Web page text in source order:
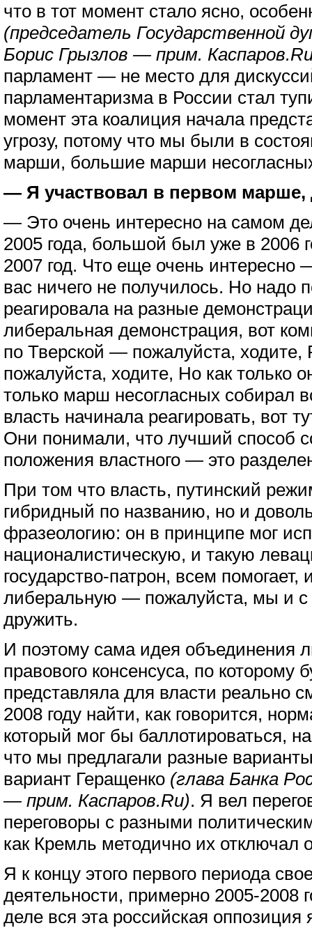
что в тот момент стало ясно,
(председатель Государственной
Борис Грызлов — прим.
парламент — не место для
парламентаризма в России стал
момент эта коалиция начала
угрозу, потому что мы были в
марши, большие марши
— Я участвовал в первом марше,
— Это очень интересно на самом
2005 года, большой был уже в 2006
2007 год. Что еще очень интересно
вас ничего не получилось. Но надо
реагировала на разные
либеральная демонстрация, вот
по Тверской — пожалуйста,
пожалуйста, ходите, Но как только
только марш несогласных собирал
власть начинала реагировать, вот
Они понимали, что лучший способ
положения властного — это
При том что власть, путинский
гибридный по названию, но и
фразеологию: он в принципе мог
националистическую, и такую
государство-патрон, всем помогает,
либеральную — пожалуйста, мы и
дружить.
И поэтому сама идея объединения
правового консенсуса, по которому
представляла для власти реально
2008 году найти, как говорится,
который мог бы баллотироваться,
что мы предлагали разные
вариант Геращенко (глава Банка
— прим. Каспаров.Ru). Я вел
переговоры с разными
как Кремль методично их отключал
Я к концу этого первого периода
деятельности, примерно 2005-2008
деле вся эта российская